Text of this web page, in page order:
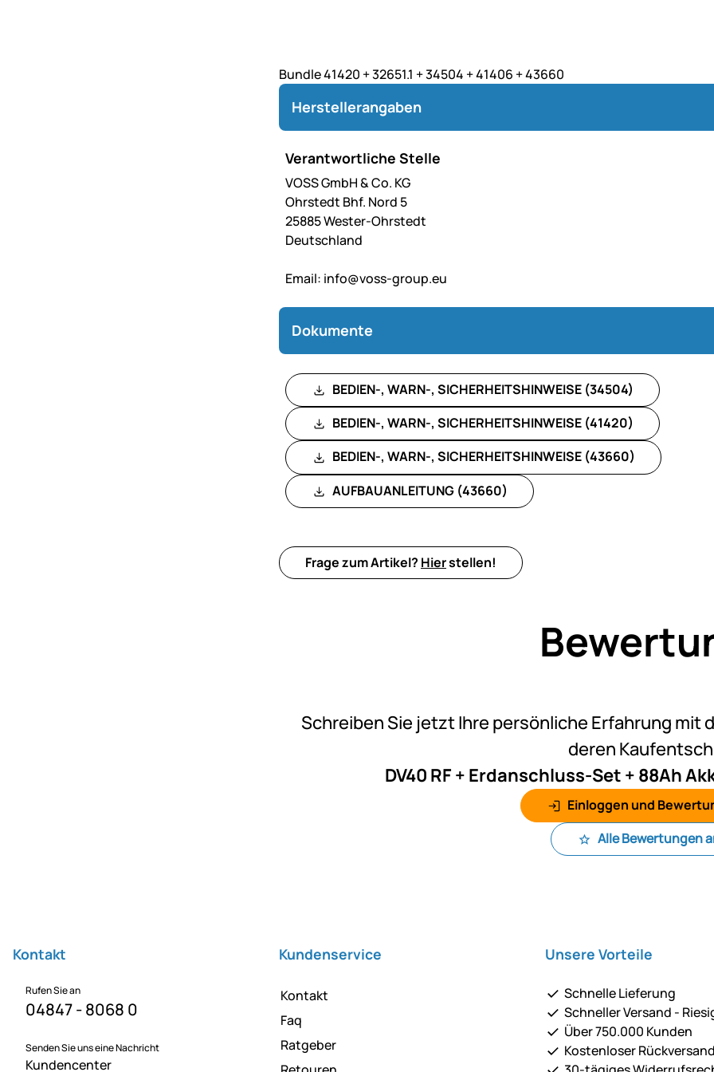
Bundle 41420 + 32651.1 + 34504 + 41406 + 43660
Herstellerangaben
Verantwortliche Stelle
VOSS GmbH & Co. KG
Ohrstedt Bhf. Nord 5
25885 Wester-Ohrstedt
Deutschland
Email: info@voss-group.eu
Dokumente
BEDIEN-, WARN-, SICHERHEITSHINWEISE (34504)
BEDIEN-, WARN-, SICHERHEITSHINWEISE (41420)
BEDIEN-, WARN-, SICHERHEITSHINWEISE (43660)
AUFBAUANLEITUNG (43660)
Frage zum Artikel? Hierstellen!
Schreiben Sie jetzt Ihre persönliche Erfahrung mit
deren
DV40 RF + Erdanschluss-Set + 88Ah
Einloggen und
Alle Bewertungen
Kontakt
Rufen Sie an
04847 - 8068 0
Senden Sie uns eine Nachricht
Kundencenter
Kundenservice
Kontakt
Faq
Ratgeber
Unsere Vorteile
Schnelle Lieferung
Schneller Versand -
Über 750.000 Kunden
Kostenloser